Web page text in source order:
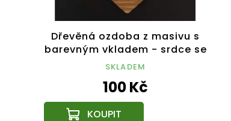
Dřevěná ozdoba z masivu s
barevným vkladem - srdce se
vzorem 8 cm
SKLADEM
100 Kč